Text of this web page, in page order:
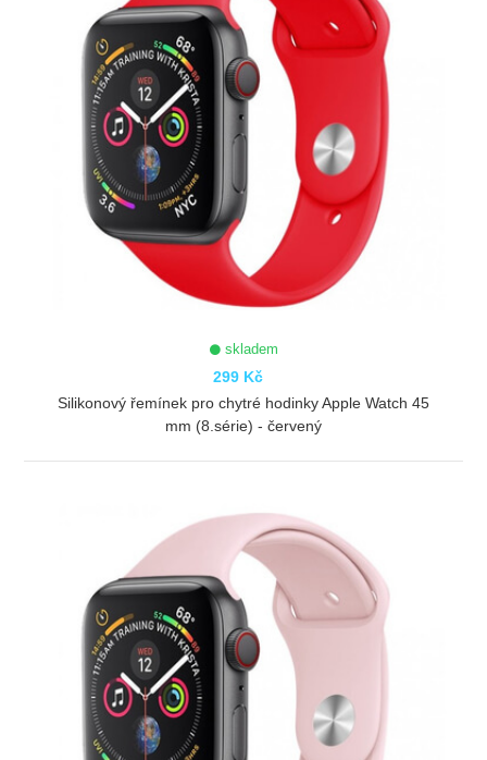
skladem
299 Kč
Silikonový řemínek pro chytré hodinky Apple Watch 45
mm (8.série) - červený